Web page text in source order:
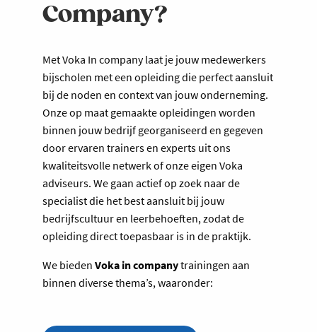
Company?
Met Voka In company laat je jouw medewerkers
bijscholen met een opleiding die perfect aansluit
bij de noden en context van jouw onderneming.
Onze op maat gemaakte opleidingen worden
binnen jouw bedrijf georganiseerd en gegeven
door ervaren trainers en experts uit ons
kwaliteitsvolle netwerk of onze eigen Voka
adviseurs. We gaan actief op zoek naar de
specialist die het best aansluit bij jouw
bedrijfscultuur en leerbehoeften, zodat de
opleiding direct toepasbaar is in de praktijk.
We bieden Voka in companytrainingen aan
binnen diverse thema’s, waaronder: